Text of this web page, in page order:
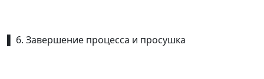
▌ 6. Завершение процесса и просушка